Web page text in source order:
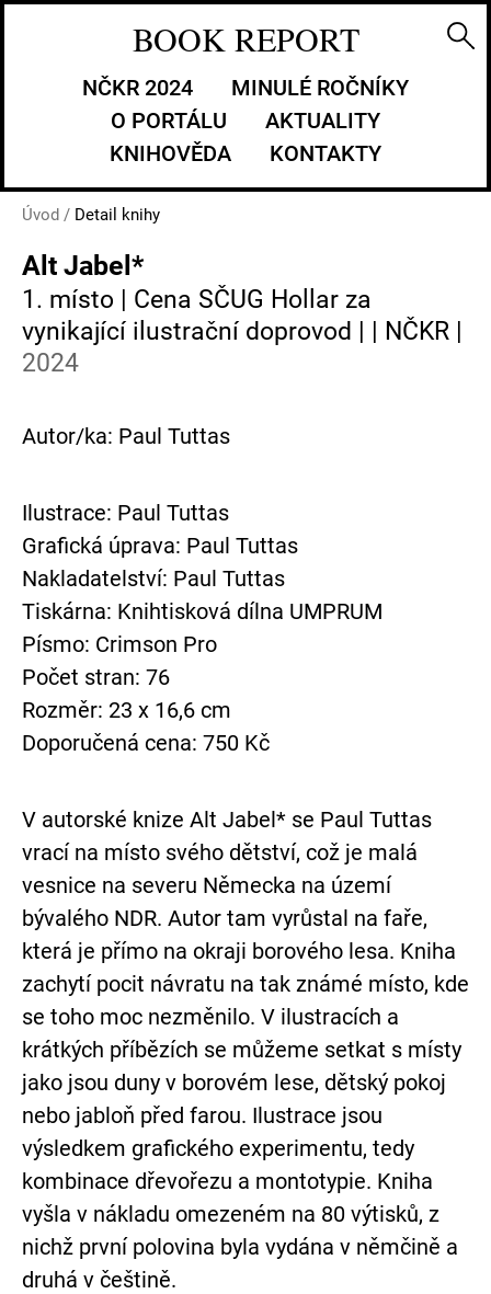
BOOK REPORT
NČKR 2024
MINULÉ ROČNÍKY
O PORTÁLU
AKTUALITY
KNIHOVĚDA
KONTAKTY
Úvod / Detail knihy
Alt Jabel*
1. místo | Cena SČUG Hollar za
vynikající ilustrační doprovod | | NČKR |
2024
Autor/ka: Paul Tuttas
Ilustrace: Paul Tuttas
Grafická úprava: Paul Tuttas
Nakladatelství: Paul Tuttas
Tiskárna: Knihtisková dílna UMPRUM
Písmo: Crimson Pro
Počet stran: 76
Rozměr: 23 x 16,6 cm
Doporučená cena: 750 Kč
V autorské knize Alt Jabel* se Paul Tuttas
vrací na místo svého dětství, což je malá
vesnice na severu Německa na území
bývalého NDR. Autor tam vyrůstal na faře,
která je přímo na okraji borového lesa. Kniha
zachytí pocit návratu na tak známé místo, kde
se toho moc nezměnilo. V ilustracích a
krátkých příbězích se můžeme setkat s místy
jako jsou duny v borovém lese, dětský pokoj
nebo jabloň před farou. Ilustrace jsou
výsledkem grafického experimentu, tedy
kombinace dřevořezu a montotypie. Kniha
vyšla v nákladu omezeném na 80 výtisků, z
nichž první polovina byla vydána v němčině a
druhá v češtině.